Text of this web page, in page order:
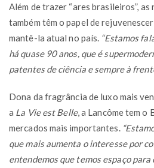
Além de trazer “ares brasileiros”,
também têm o papel de
mantê-la atual no país. “Estamos
há quase 90 anos, que é
patentes de ciência e sempre à
Dona da fragrância de luxo mais
a La Vie est Belle, a Lancôme tem o
mercados mais importantes.
que mais aumenta o interesse por
entendemos que temos espaço para